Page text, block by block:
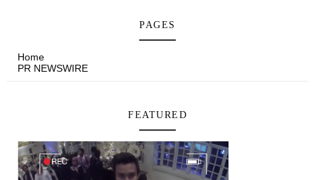
PAGES
Home
PR NEWSWIRE
FEATURED